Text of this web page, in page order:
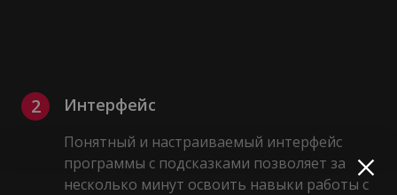
2 Интерфейс
Понятный и настраиваемый интерфейс
программы с подсказками позволяет за
несколько минут освоить навыки работы с